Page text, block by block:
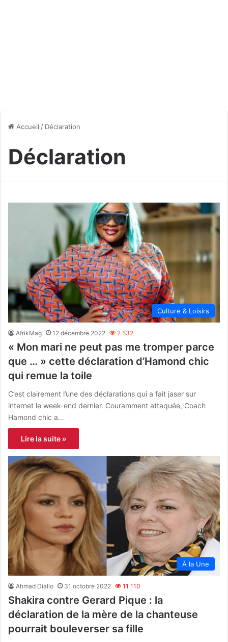
Accueil / Déclaration
Déclaration
Culture & Loisirs
AfrikMag 12 décembre 2022 2 532
« Mon mari ne peut pas me tromper parce
que … » cette déclaration d’Hamond chic
qui remue la toile
C’est clairement l’une des déclarations qui a fait jaser sur
internet le week-end dernier. Couramment attaquée, Coach
Hamond chic a…
Lire la suite »
À la Une
Ahmad Diallo 31 octobre 2022 11 110
Shakira contre Gerard Pique : la
déclaration de la mère de la chanteuse
pourrait bouleverser sa fille